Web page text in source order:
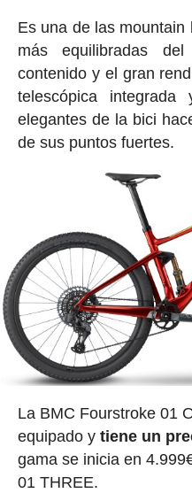
Es una de las
más equilibradas
contenido y el gran
telescópica
elegantes de la bici
de sus puntos fuertes.
La BMC Fourstroke 01
equipado y tiene un
gama se inicia en
01 THREE.